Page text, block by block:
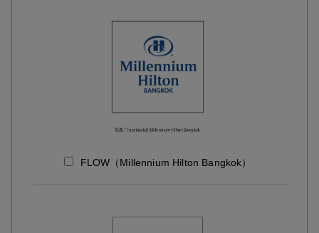
FLOW（Millennium Hilton Bangkok）